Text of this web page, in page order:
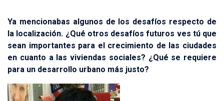
Ya mencionabas algunos de los desafíos respecto de
la localización. ¿Qué otros desafíos futuros ves tú que
sean importantes para el crecimiento de las ciudades
en cuanto a las viviendas sociales? ¿Qué se requiere
para un desarrollo urbano más justo?